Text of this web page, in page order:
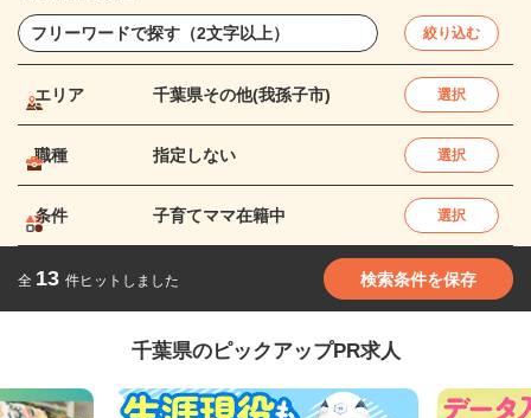
絞り込む
エリア 千葉県その他(我孫子市) 選択
職種 指定しない 選択
条件 子育てママ在籍中 選択
全 13 件ヒットしました 検索条件を保存
千葉県のピックアップPR求人